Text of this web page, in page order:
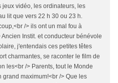
jeux vidéo, les ordinateurs, les
lit que vers 22 h 30 ou 23 h.
/> ils ont un mal fou à
Instit. et conducteur bénévole
j'entendais ces petites têtes
charmantes, se raconter le film de
les<br /> Parents, tout le Monde
grand maximum!<br /> Que les